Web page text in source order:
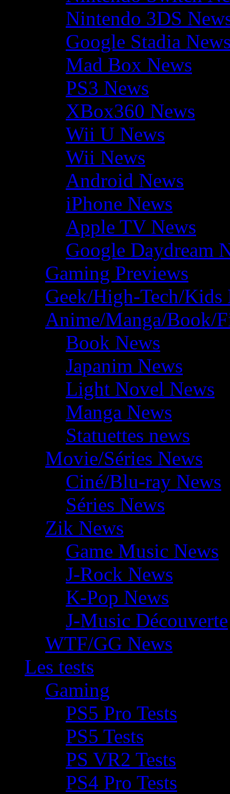
Nintendo 3DS
Google Stadia
Mad Box News
PS3 News
XBox360 News
Wii U News
Wii News
Android News
iPhone News
Apple TV News
Google Daydream
Gaming Previews
Geek/High-Tech/Kids
Anime/Manga/Book/
Book News
Japanim News
Light Novel News
Manga News
Statuettes news
Movie/Séries News
Ciné/Blu-ray News
Séries News
Zik News
Game Music News
J-Rock News
K-Pop News
J-Music Découverte
WTF/GG News
Les tests
Gaming
PS5 Pro Tests
PS5 Tests
PS VR2 Tests
PS4 Pro Tests